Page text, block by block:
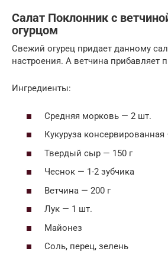
Салат Поклонник с
огурцом
Свежий огурец придает данному
настроения. А ветчина прибавляет
Ингредиенты:
Средняя морковь — 2 шт.
Кукуруза
Твердый сыр — 150 г
Чеснок — 1-2 зубчика
Ветчина — 200 г
Лук — 1 шт.
Майонез
Соль, перец, зелень